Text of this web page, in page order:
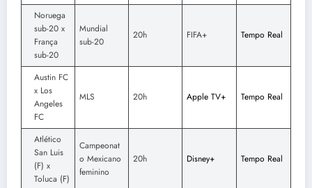
Noruega
sub-20 x
França
sub-20
Mundial
sub-20
20h FIFA+ Tempo Real
Austin FC
x Los
Angeles
FC
MLS 20h Apple TV+ Tempo Real
Atlético
San Luis
(F) x
Toluca (F)
Campeonat
o Mexicano
feminino
20h Disney+ Tempo Real